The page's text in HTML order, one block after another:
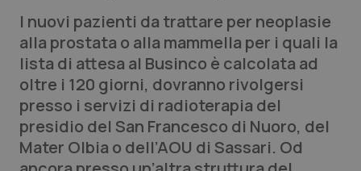
QS Pro
Professionisti Sanitari.AI
Abruzzo
Basilicata
QS Pro Gold
Artrite & artrosi
QS Club Newsletter
I nuovi pazienti da trattare per neoplasie
alla prostata o alla mammella per i quali la
lista di attesa al Businco è calcolata ad
oltre i 120 giorni, dovranno rivolgersi
presso i servizi di radioterapia del
presidio del San Francesco di Nuoro, del
Mater Olbia o dell’AOU di Sassari. Od